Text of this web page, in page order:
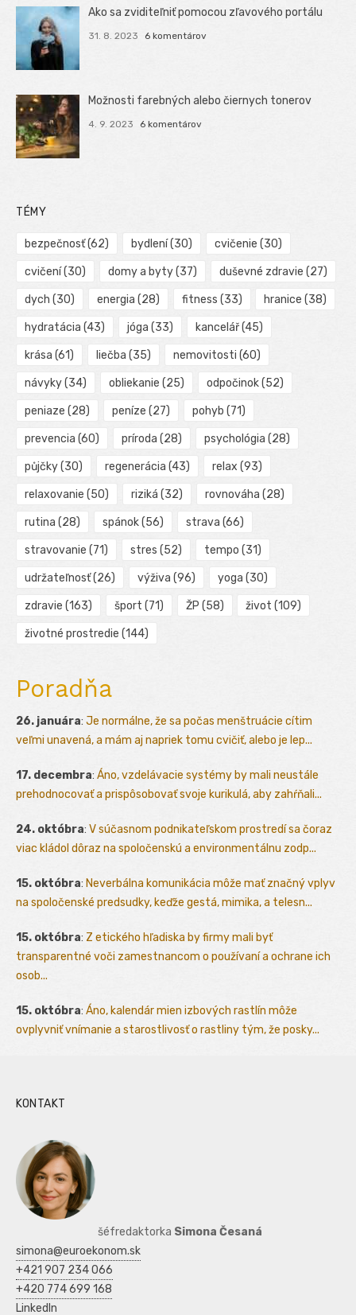
Ako sa zviditeľniť pomocou zľavového portálu
31. 8. 2023 6 komentárov
Možnosti farebných alebo čiernych tonerov
4. 9. 2023 6 komentárov
TÉMY
bezpečnosť(62) bydlení(30) cvičenie (30)
cvičení(30) domy a byty(37) duševné zdravie (27)
dych (30) energia (28) fitness (33) hranice (38)
hydratácia (43) jóga (33) kancelář(45)
krása (61) liečba (35) nemovitosti (60)
návyky(34) obliekanie (25) odpočinok(52)
peniaze (28) peníze (27) pohyb (71)
prevencia (60) príroda (28) psychológia (28)
půjčky(30) regenerácia (43) relax (93)
relaxovanie (50) riziká (32) rovnováha (28)
rutina (28) spánok(56) strava (66)
stravovanie (71) stres (52) tempo (31)
udržateľnosť(26) výživa (96) yoga (30)
zdravie (163) šport (71) ŽP (58) život (109)
životné prostredie (144)
Poradňa
26. januára: Je normálne, že sa počas menštruácie cítim
veľmi unavená, a mám aj napriek tomu cvičiť, alebo je lep...
17. decembra: Áno, vzdelávacie systémy by mali neustále
prehodnocovať a prispôsobovať svoje kurikulá, aby zahŕňali...
24. októbra: V súčasnom podnikateľskom prostredí sa čoraz
viac kládol dôraz na spoločenskú a environmentálnu zodp...
15. októbra: Neverbálna komunikácia môže mať značný vplyv
na spoločenské predsudky, keďže gestá, mimika, a telesn...
15. októbra: Z etického hľadiska by firmy mali byť
transparentné voči zamestnancom o používaní a ochrane ich
osob...
15. októbra: Áno, kalendár mien izbových rastlín môže
ovplyvniť vnímanie a starostlivosť o rastliny tým, že posky...
KONTAKT
šéfredaktorka Simona Česaná
simona@euroekonom.sk
+421 907 234 066
+420 774 699 168
LinkedIn